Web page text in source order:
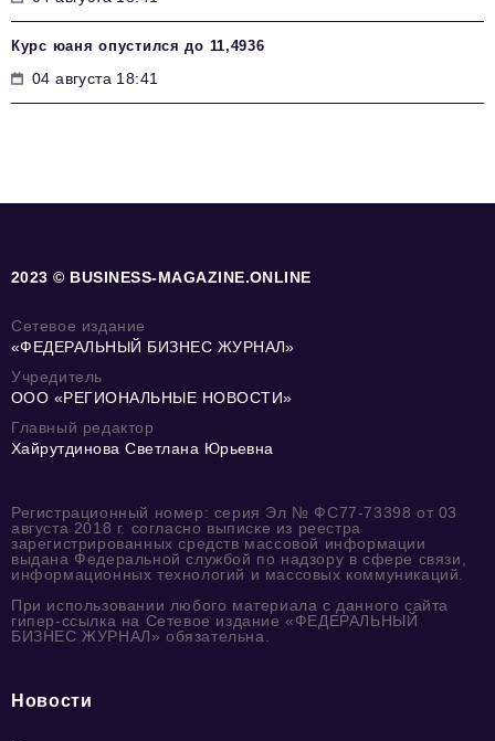
Курс юаня опустился до 11,4936
04 августа 18:41
2023 © BUSINESS-MAGAZINE.ONLINE
Сетевое издание
«ФЕДЕРАЛЬНЫЙ БИЗНЕС ЖУРНАЛ»
Учредитель
ООО «РЕГИОНАЛЬНЫЕ НОВОСТИ»
Главный редактор
Хайрутдинова Светлана Юрьевна
Регистрационный номер: серия Эл № ФС77-73398 от 03
августа 2018 г. согласно выписке из реестра
зарегистрированных средств массовой информации
выдана Федеральной службой по надзору в сфере связи,
информационных технологий и массовых коммуникаций.
При использовании любого материала с данного сайта
гипер-ссылка на Сетевое издание «ФЕДЕРАЛЬНЫЙ
БИЗНЕС ЖУРНАЛ» обязательна.
Новости